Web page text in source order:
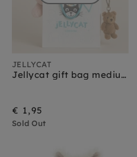
Jellycat dragons
Jellycat Halloween
Jellycat huisdieren
Jellycat knuffeldoekjes
Jellycat monsters
Jellycat smudge
Jellycat sports
Jellycat vogels
JELLYCAT
Jellycat gift bag medium
€ 1,95
Sold Out